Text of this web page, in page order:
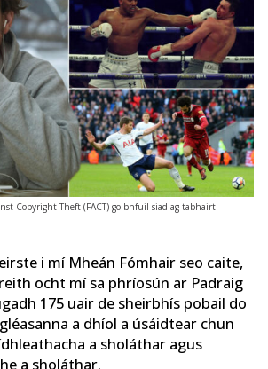
Copyright Theft (FACT) go bhfuil siad ag tabhairt
i mí Mheán Fómhair seo caite,
ocht mí sa phríosún ar Padraig
175 uair de sheirbhís pobail do
a dhíol a úsáidtear chun
a sholáthar agus
a sholáthar.